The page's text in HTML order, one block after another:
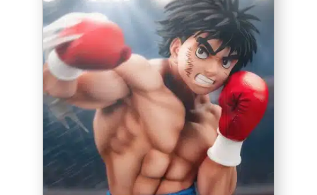
AJOUTER AU PANIER
/
DETAILS